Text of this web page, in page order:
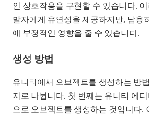
인 상호작용을 구현할 수 있습니다.
발자에게 유연성을 제공하지만, 남용
에 부정적인 영향을 줄 수 있습니다.
생성 방법
유니티에서 오브젝트를 생성하는 방
지로 나뉩니다. 첫 번째는 유니티 에
으로 오브젝트를 생성하는 것입니다.